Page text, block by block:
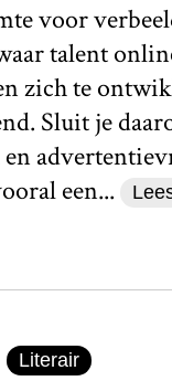
voor
talent
zich te
Sluit je
een...
Literair